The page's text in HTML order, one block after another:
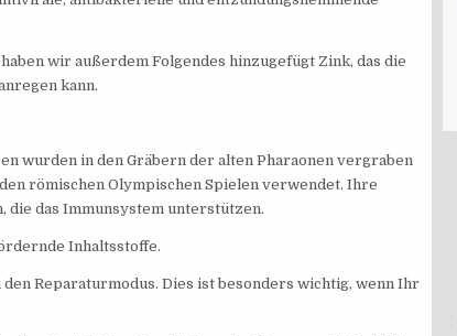
wir außerdem Folgendes hinzugefügt Zink, das die
kann.
wurden in den Gräbern der alten Pharaonen vergraben
römischen Olympischen Spielen verwendet. Ihre
die das Immunsystem unterstützen.
Inhaltsstoffe.
Reparaturmodus. Dies ist besonders wichtig, wenn Ihr